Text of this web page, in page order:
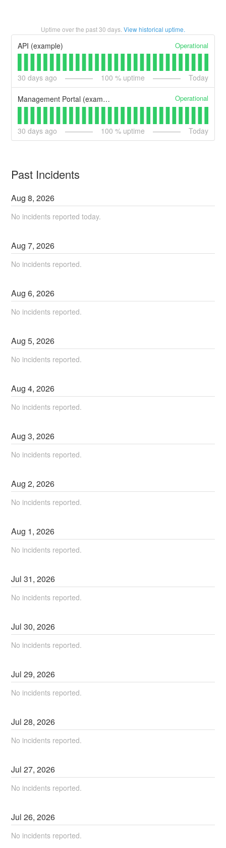
Uptime over the past30 days. View historical uptime.
API (example) Operational
30 days ago 100 % uptime Today
Management Portal (example) Operational
30 days ago 100 % uptime Today
Past Incidents
Aug8,2026
No incidents reported today.
Aug7,2026
No incidents reported.
Aug6,2026
No incidents reported.
Aug5,2026
No incidents reported.
Aug4,2026
No incidents reported.
Aug3,2026
No incidents reported.
Aug2,2026
No incidents reported.
Aug 1,2026
No incidents reported.
Jul31,2026
No incidents reported.
Jul30,2026
No incidents reported.
Jul29,2026
No incidents reported.
Jul28,2026
No incidents reported.
Jul27,2026
No incidents reported.
Jul26,2026
No incidents reported.